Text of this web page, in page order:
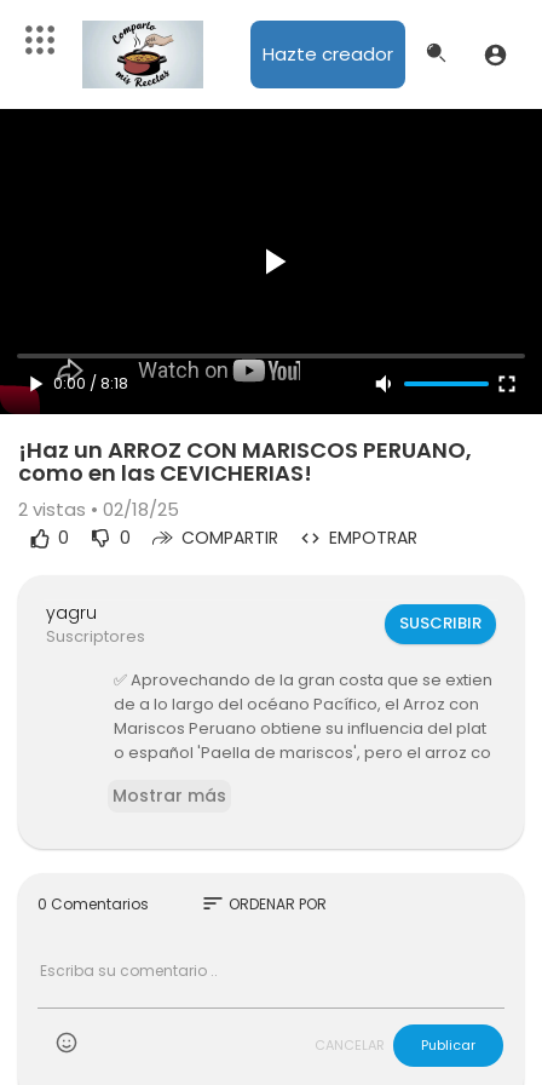
Hazte creador
0:00 /8:18
¡Haz un ARROZ CON MARISCOS PERUANO,
como en las CEVICHERIAS!
2vistas • 02/18/25
0 0 COMPARTIR EMPOTRAR
yagru
Suscriptores
SUSCRIBIR
✅ Aprovechando de la gran costa que se extien
de a lo largo del océano Pacífico, el Arroz con
Mariscos Peruano obtiene su influencia del plat
o español 'Paella de mariscos', pero el arroz co
o largo, que ha absorbido todos los deliciosos
así como una variedad de diferentes hierbas y
Como puedes imaginar, esta receta Peruana e
se disfruta en todo el Perú sobre todo en las Ce
vicherias, y hoy les muestro como preparar est
Mostrar más
0 Comentarios sort ORDENAR POR
CANCELAR Publicar